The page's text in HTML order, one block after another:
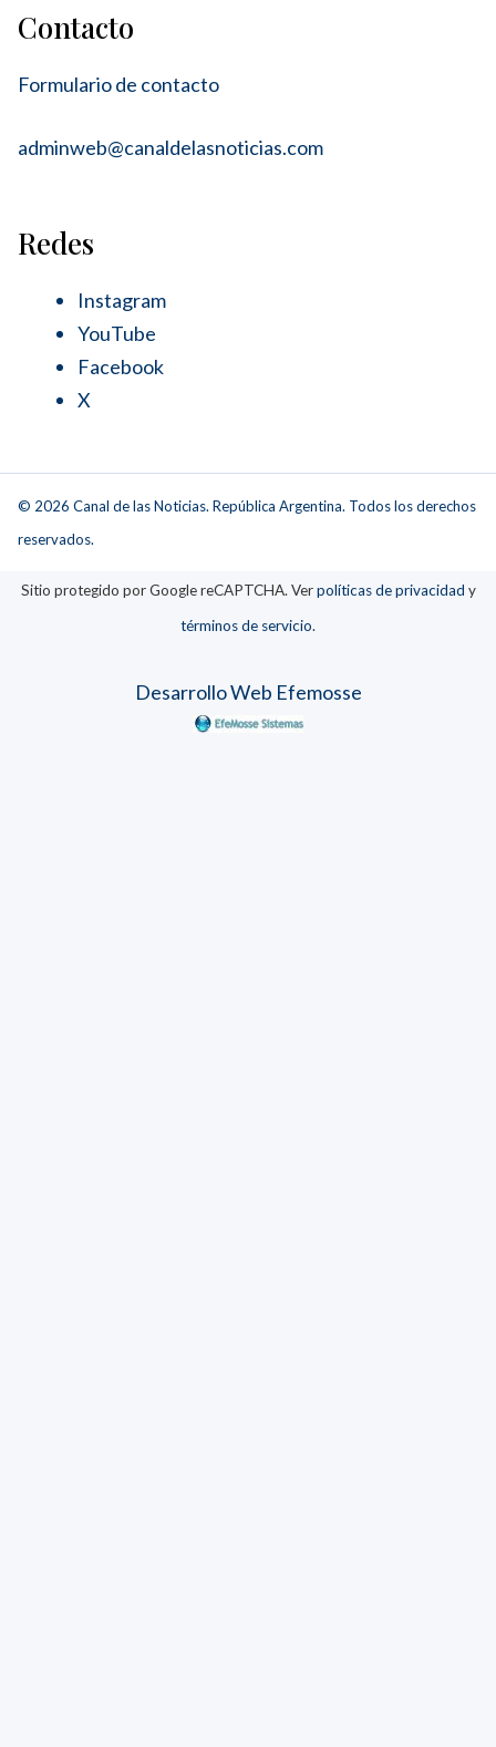
Contacto
Formulario de contacto
adminweb@canaldelasnoticias.com
Redes
Instagram
YouTube
Facebook
X
© 2026 Canal de las Noticias. República Argentina. Todos los derechos
reservados.
Sitio protegido por Google reCAPTCHA. Verpolíticas de privacidad y
términos de servicio.
Desarrollo Web Efemosse